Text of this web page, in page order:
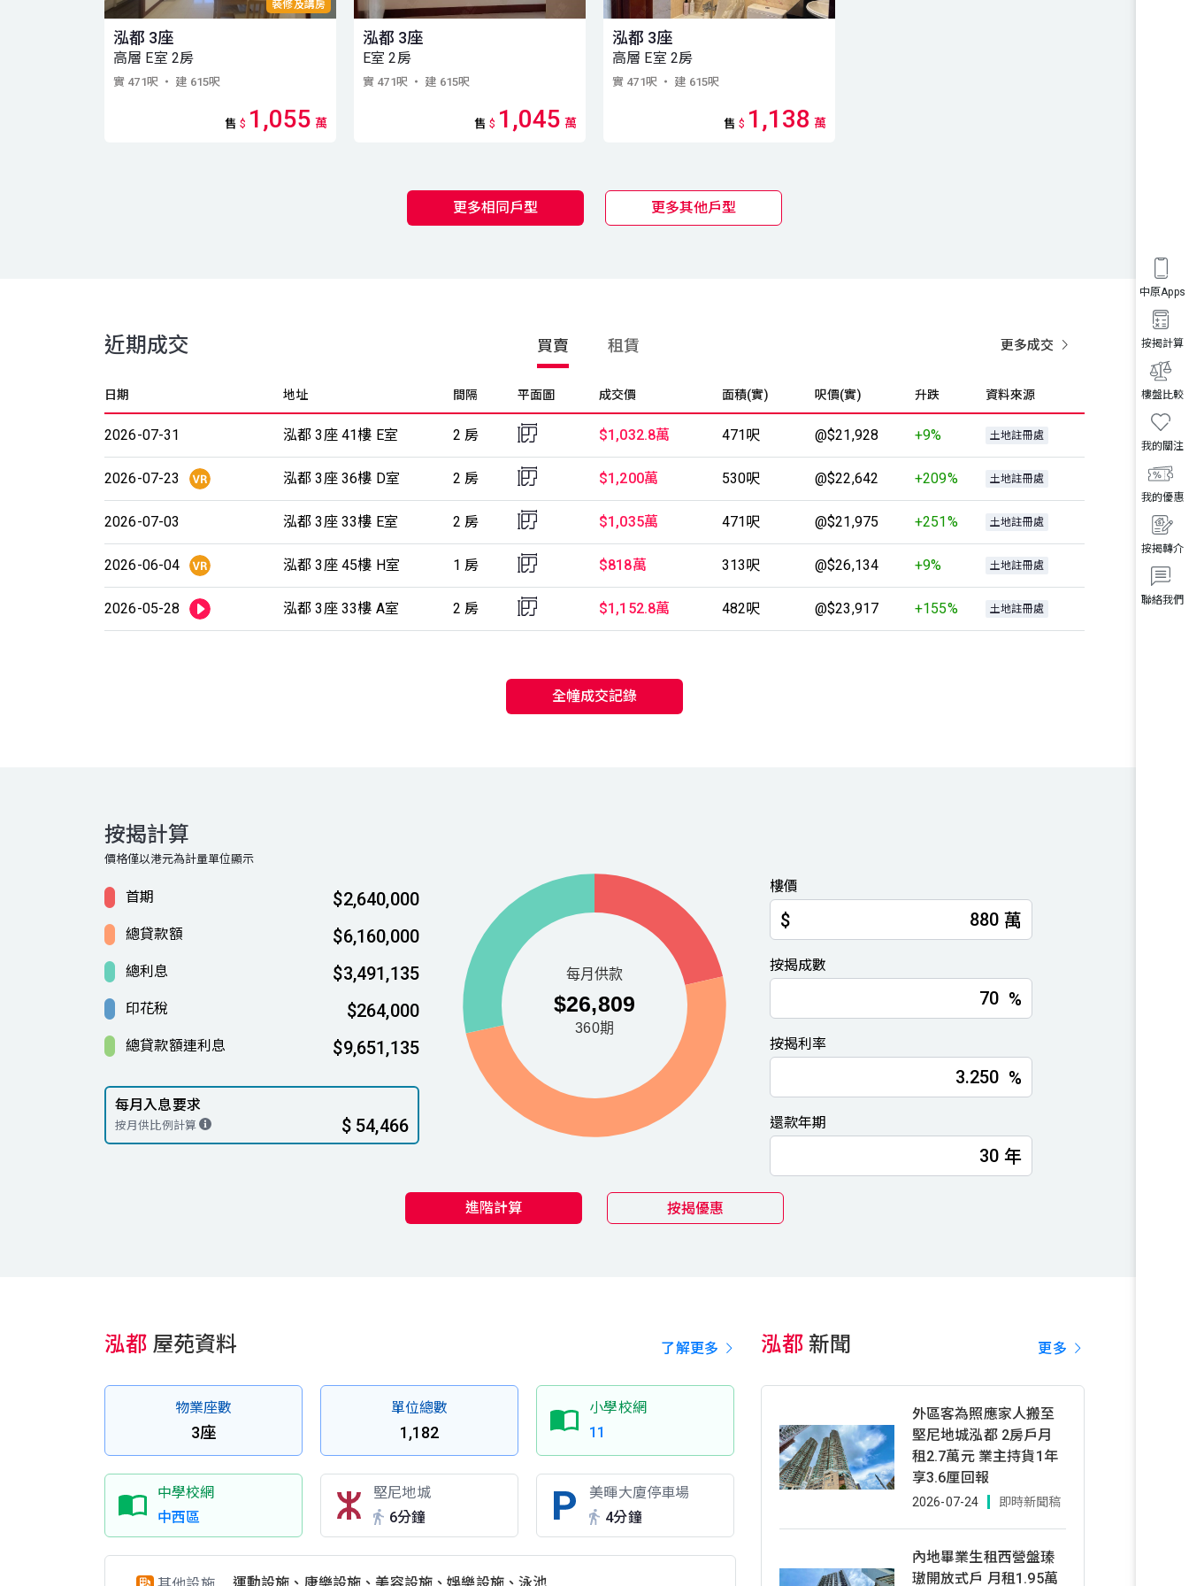
聯絡我們
按揭轉介
我的優惠
我的關注
樓盤比較
按揭計算
中原Apps
裝修及講房
泓都 3座
高層 E室 2房
實 471呎 ・ 建 615呎
售 $ 1,055 萬
泓都 3座
E室 2房
實 471呎 ・ 建 615呎
售 $ 1,045 萬
泓都 3座
高層 E室 2房
實 471呎 ・ 建 615呎
售 $ 1,138 萬
更多相同戶型 更多其他戶型
近期成交 買賣 租賃 更多成交
日期 地址 間隔 平面圖 成交價 面積(實) 呎價(實) 升跌 資料來源
2026-07-31 泓都 3座 41樓 E室 2 房 $1,032.8萬 471呎 @$21,928 +9% 土地註冊處
2026-07-23 泓都 3座 36樓 D室 2 房 $1,200萬 530呎 @$22,642 +209% 土地註冊處
2026-07-03 泓都 3座 33樓 E室 2 房 $1,035萬 471呎 @$21,975 +251% 土地註冊處
2026-06-04 泓都 3座 45樓 H室 1 房 $818萬 313呎 @$26,134 +9% 土地註冊處
2026-05-28 泓都 3座 33樓 A室 2 房 $1,152.8萬 482呎 @$23,917 +155% 土地註冊處
全幢成交記錄
按揭計算
價格僅以港元為計量單位顯示
首期 $2,640,000
總貸款額 $6,160,000
總利息 $3,491,135
印花稅 $264,000
總貸款額連利息 $9,651,135
每月入息要求
按月供比例計算 $ 54,466
樓價
$ 萬
按揭成數
%
按揭利率
%
還款年期
年
進階計算 按揭優惠
泓都 屋苑資料 了解更多
物業座數
3座
單位總數
1,182
小學校網
11
中學校網
中西區
堅尼地城
6分鐘
美暉大廈停車場
4分鐘
泓都 新聞 更多
外區客為照應家人搬至
堅尼地城泓都 2房戶月
租2.7萬元 業主持貨1年
享3.6厘回報
2026-07-24 即時新聞稿
內地畢業生租西營盤瑧
璈開放式戶 月租1.95萬